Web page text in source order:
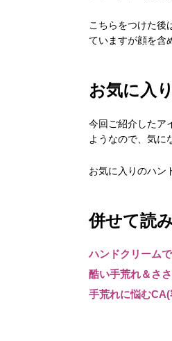
こちらをつけた後
ていますが顔を含
お気に入
今回ご紹介したア
ようなので、気に
お気に入りのハン
併せて読
ハンドクリーム
酷い手荒れ＆さ
手荒れに悩む